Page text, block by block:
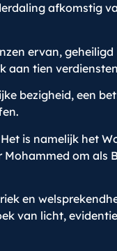
afkomstig
ervan,
aan tien
bezigheid, een
is namelijk het
om als
en
van licht,